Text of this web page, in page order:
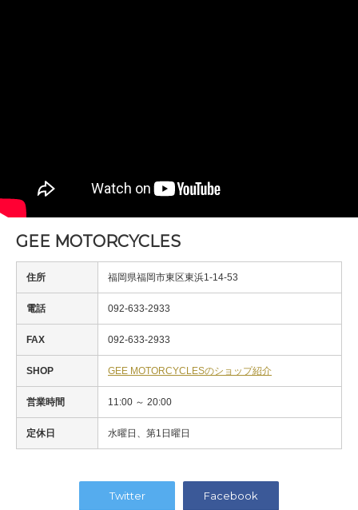
GEE MOTORCYCLES
住所 福岡県福岡市東区東浜1-14-53
電話 092-633-2933
FAX 092-633-2933
SHOP GEE MOTORCYCLESのショップ紹介
営業時間 11:00 ～ 20:00
定休日 水曜日、第1日曜日
Twitter Facebook